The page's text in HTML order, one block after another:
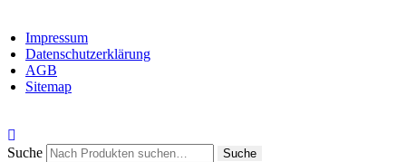
Impressum
Datenschutzerklärung
AGB
Sitemap
Suche Suche